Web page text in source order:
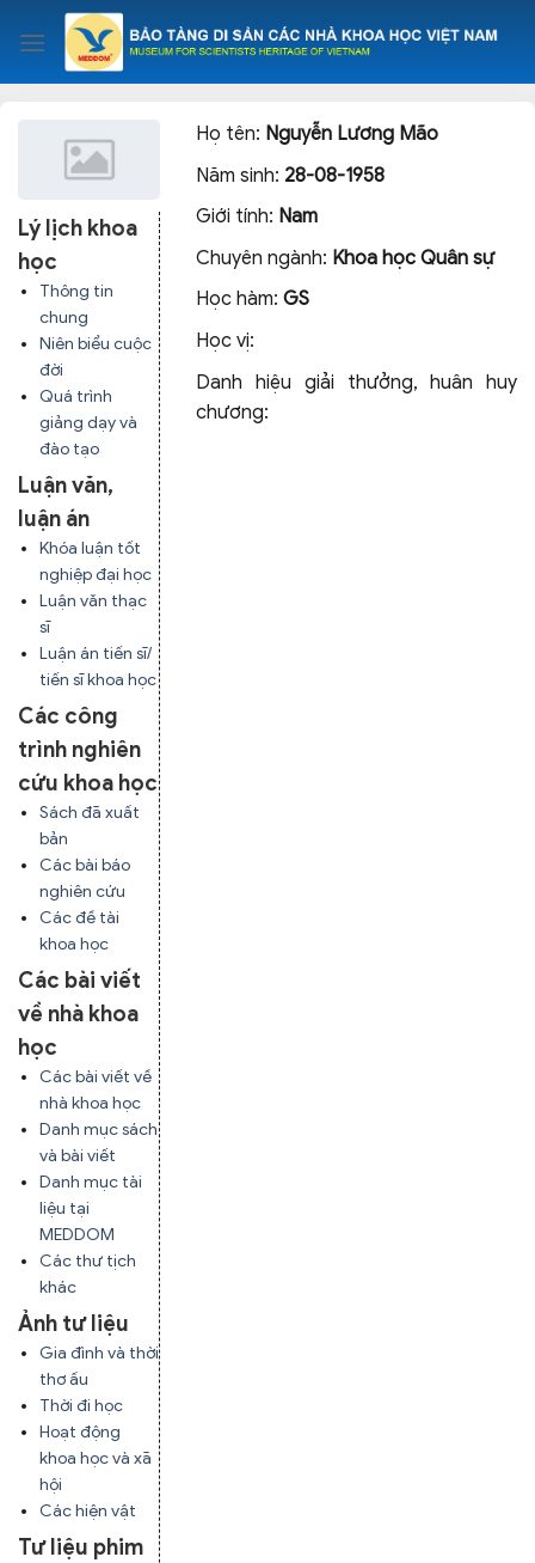
content
Lý lịch khoa
học
Thông tin
chung
Niên biểu cuộc
đời
Quá trình
giảng dạy và
đào tạo
Luận văn,
luận án
Khóa luận tốt
nghiệp đại học
Luận văn thạc
sĩ
Luận án tiến sĩ/
tiến sĩ khoa học
Các công
trình nghiên
cứu khoa học
Sách đã xuất
bản
Các bài báo
nghiên cứu
Các đề tài
khoa học
Các bài viết
về nhà khoa
học
Các bài viết về
nhà khoa học
Danh mục sách
và bài viết
Danh mục tài
liệu tại
MEDDOM
Các thư tịch
khác
Ảnh tư liệu
Gia đình và thời
thơ ấu
Thời đi học
Hoạt động
khoa học và xã
hội
Các hiện vật
Tư liệu phim
Họ tên: Nguyễn Lương Mão
Năm sinh: 28-08-1958
Giới tính: Nam
Chuyên ngành: Khoa học Quân sự
Học hàm:GS
Học vị:
Danh hiệu giải thưởng, huân huy
chương: